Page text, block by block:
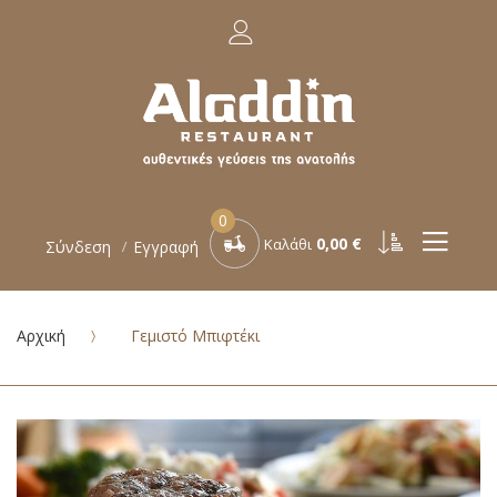
Σύνδεση Εγγραφή
0
Καλάθι 0,00 €
Αρχική Γεμιστό Μπιφτέκι
Μετάβαση
στο
τέλος